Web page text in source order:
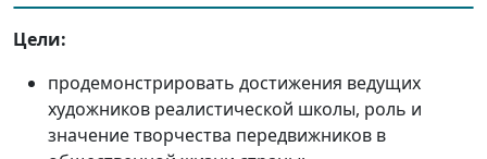
Цели:
продемонстрировать достижения ведущих
художников реалистической школы, роль и
значение творчества передвижников в